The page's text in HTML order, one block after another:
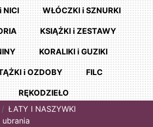
NICI WŁÓCZKI i SZNURKI
KSIĄŻKI i ZESTAWY
KORALIKI i GUZIKI
i OZDOBY FILC
RĘKODZIEŁO
ŁATY I NASZYWKI